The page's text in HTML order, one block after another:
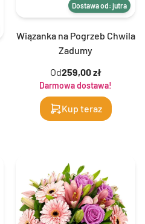
Dostawa od: jutra
Wiązanka na Pogrzeb Chwila
Zadumy
Od259,00 zł
Darmowa dostawa!
Kup teraz